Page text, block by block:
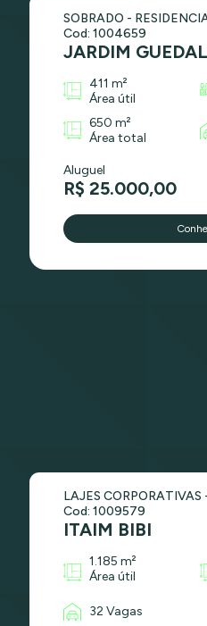
SOBRADO -
Cod: 1004659
JARDIM
411 m²
Área útil
650 m²
Área total
Aluguel
R$ 25.000,00
LAJES CORPORATIVAS
Cod: 1009579
ITAIM BIBI
1.185 m²
Área útil
32 Vagas